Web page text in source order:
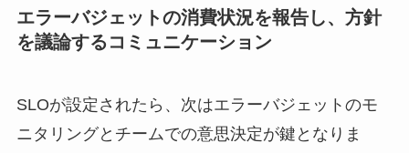
エラーバジェットの消費状況を報告し、方針
を議論するコミュニケーション
SLOが設定されたら、次はエラーバジェットのモ
ニタリングとチームでの意思決定が鍵となりま